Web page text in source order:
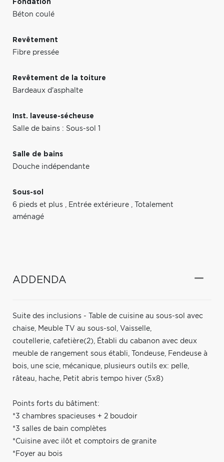
Fondation
Béton coulé
Revêtement
Fibre pressée
Revêtement de la toiture
Bardeaux d'asphalte
Inst. laveuse-sécheuse
Salle de bains : Sous-sol 1
Salle de bains
Douche indépendante
Sous-sol
6 pieds et plus , Entrée extérieure ,
Totalement
aménagé
ADDENDA
Suite des inclusions - Table de cuisine au sous-sol avec
chaise, Meuble TV au sous-sol, Vaisselle,
coutellerie, cafetière(2), Établi du cabanon avec deux
meuble de rangement sous établi, Tondeuse, Fendeuse à
bois, une scie, mécanique, plusieurs outils ex: pelle,
râteau, hache, Petit abris tempo hiver (5x8)
Points forts du bâtiment:
*3 chambres spacieuses + 2 boudoir
*3 salles de bain complètes
*Cuisine avec ilôt et comptoirs de granite
*Foyer au bois